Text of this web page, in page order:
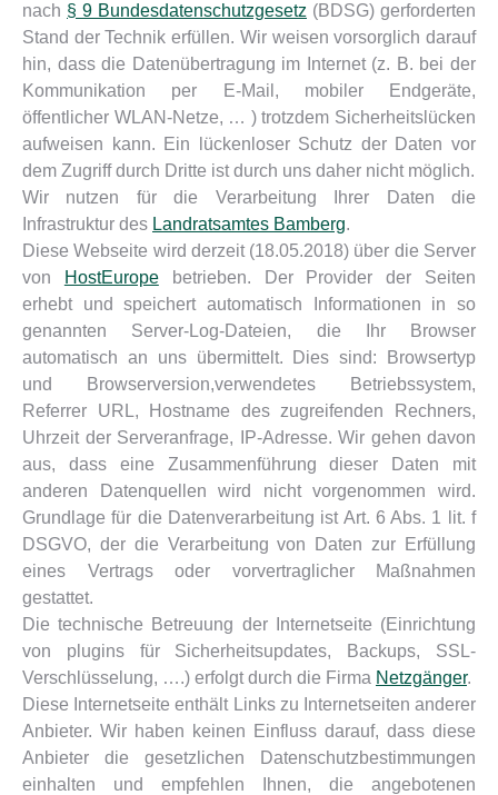
nach § 9 Bundesdatenschutzgesetz (BDSG) gerforderten
Stand der Technik erfüllen. Wir weisen vorsorglich darauf
hin, dass die Datenübertragung im Internet (z. B. bei der
Kommunikation per E-Mail, mobiler Endgeräte,
öffentlicher WLAN-Netze, … ) trotzdem Sicherheitslücken
aufweisen kann. Ein lückenloser Schutz der Daten vor
dem Zugriff durch Dritte ist durch uns daher nicht möglich.
Wir nutzen für die Verarbeitung Ihrer Daten die
Infrastruktur des Landratsamtes Bamberg.
Diese Webseite wird derzeit (18.05.2018) über die Server
von
HostEuropebetrieben. Der Provider der Seiten
erhebt und speichert automatisch Informationen in so
genannten Server-Log-Dateien, die Ihr Browser
automatisch an uns übermittelt. Dies sind: Browsertyp
und Browserversion,verwendetes Betriebssystem,
Referrer URL, Hostname des zugreifenden Rechners,
Uhrzeit der Serveranfrage, IP-Adresse. Wir gehen davon
aus, dass eine Zusammenführung dieser Daten mit
anderen Datenquellen wird nicht vorgenommen wird.
Grundlage für die Datenverarbeitung ist Art. 6 Abs. 1 lit. f
DSGVO, der die Verarbeitung von Daten zur Erfüllung
eines Vertrags oder vorvertraglicher Maßnahmen
gestattet.
Die technische Betreuung der Internetseite (Einrichtung
von plugins für Sicherheitsupdates, Backups, SSL-
Verschlüsselung, ….) erfolgt durch die Firma Netzgänger.
Diese Internetseite enthält Links zu Internetseiten anderer
Anbieter. Wir haben keinen Einfluss darauf, dass diese
Anbieter die gesetzlichen Datenschutzbestimmungen
einhalten und empfehlen Ihnen, die angebotenen